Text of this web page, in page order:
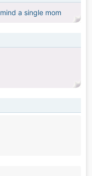
a single mom